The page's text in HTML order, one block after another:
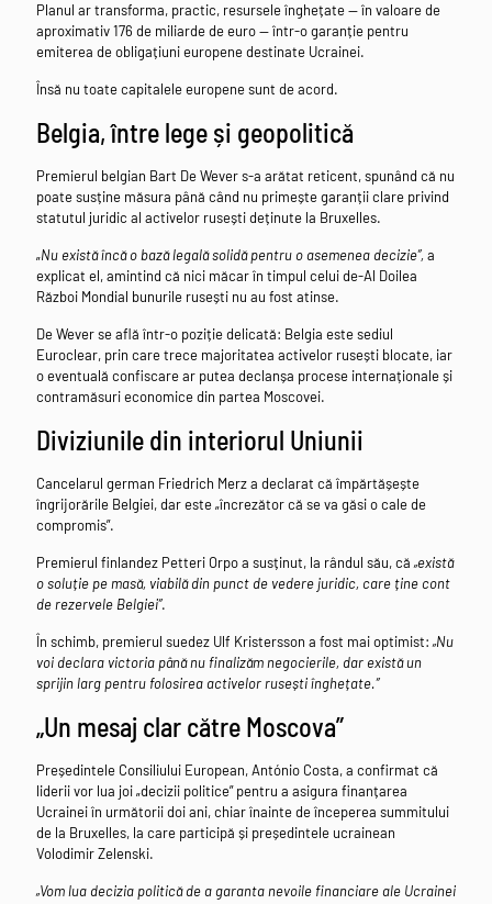
Planul ar transforma, practic, resursele înghețate — în valoare de
aproximativ 176 de miliarde de euro — într-o garanție pentru
emiterea de obligațiuni europene destinate Ucrainei.
Însă nu toate capitalele europene sunt de acord.
Belgia, între lege și geopolitică
Premierul belgian Bart De Wever s-a arătat reticent, spunând că nu
poate susține măsura până când nu primește garanții clare privind
statutul juridic al activelor rusești deținute la Bruxelles.
„Nu există încă o bază legală solidă pentru o asemenea decizie”, a
explicat el, amintind că nici măcar în timpul celui de-Al Doilea
Război Mondial bunurile rusești nu au fost atinse.
De Wever se află într-o poziție delicată: Belgia este sediul
Euroclear, prin care trece majoritatea activelor rusești blocate, iar
o eventuală confiscare ar putea declanșa procese internaționale și
contramăsuri economice din partea Moscovei.
Diviziunile din interiorul Uniunii
Cancelarul german Friedrich Merz a declarat că împărtășește
îngrijorările Belgiei, dar este „încrezător că se va găsi o cale de
compromis”.
Premierul finlandez Petteri Orpo a susținut, la rândul său, că „există
o soluție pe masă, viabilă din punct de vedere juridic, care ține cont
de rezervele Belgiei”.
În schimb, premierul suedez Ulf Kristersson a fost mai optimist: „Nu
voi declara victoria până nu finalizăm negocierile, dar există un
sprijin larg pentru folosirea activelor rusești înghețate.”
„Un mesaj clar către Moscova”
Președintele Consiliului European, António Costa, a confirmat că
liderii vor lua joi „decizii politice” pentru a asigura finanțarea
Ucrainei în următorii doi ani, chiar înainte de începerea summitului
de la Bruxelles, la care participă și președintele ucrainean
Volodimir Zelenski.
„Vom lua decizia politică de a garanta nevoile financiare ale Ucrainei